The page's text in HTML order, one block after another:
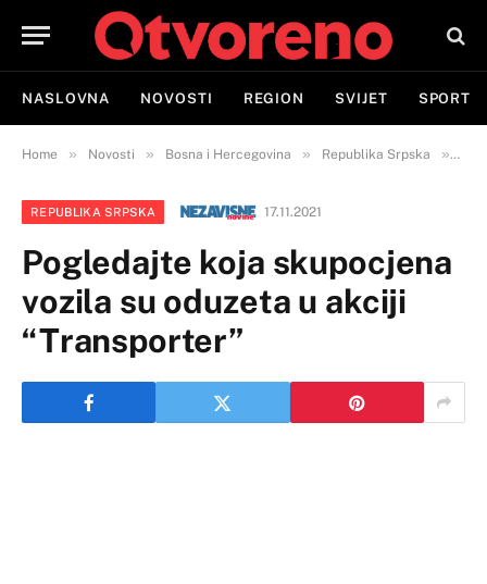
NASLOVNA NOVOSTI REGION SVIJET SPORT
Home » Novosti » Bosna i Hercegovina » Republika Srpska »
REPUBLIKA SRPSKA 17.11.2021
Pogledajte koja skupocjena
vozila su oduzeta u akciji
“Transporter”